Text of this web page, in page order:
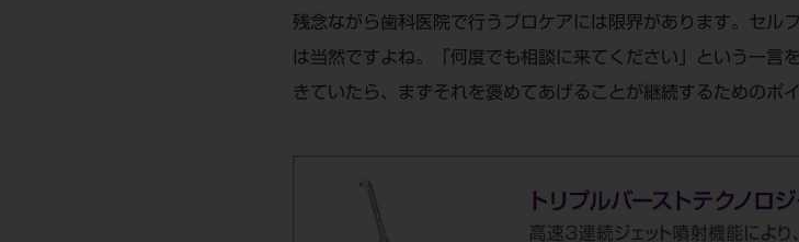
残念ながら歯科医院で行うプロケアには限界があります。セル
は当然ですよね。「何度でも相談に来てください」という一言
きていたら、まずそれを褒めてあげることが継続するためのポ